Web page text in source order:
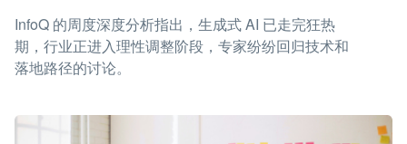
InfoQ 的周度深度分析指出，生成式 AI 已走完狂热
期，行业正进入理性调整阶段，专家纷纷回归技术和
落地路径的讨论。